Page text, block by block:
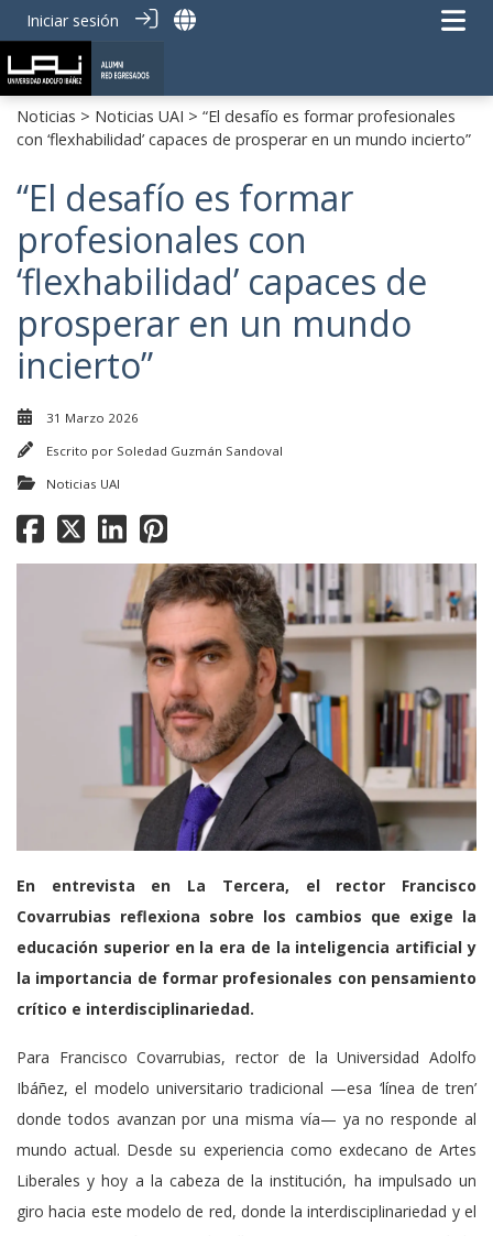
Iniciar sesión
Noticias > Noticias UAI > “El desafío es formar profesionales
con ‘flexhabilidad’ capaces de prosperar en un mundo incierto”
“El desafío es formar
profesionales con
‘flexhabilidad’ capaces de
prosperar en un mundo
incierto”
31 Marzo 2026
Escrito por Soledad Guzmán Sandoval
Noticias UAI
En entrevista en La Tercera, el rector Francisco
Covarrubias reflexiona sobre los cambios que exige la
educación superior en la era de la inteligencia artificial y
la importancia de formar profesionales con pensamiento
crítico e interdisciplinariedad.
Para Francisco Covarrubias, rector de la Universidad Adolfo
Ibáñez, el modelo universitario tradicional —esa ‘línea de tren’
donde todos avanzan por una misma vía— ya no responde al
mundo actual. Desde su experiencia como exdecano de Artes
Liberales y hoy a la cabeza de la institución, ha impulsado un
giro hacia este modelo de red, donde la interdisciplinariedad y el